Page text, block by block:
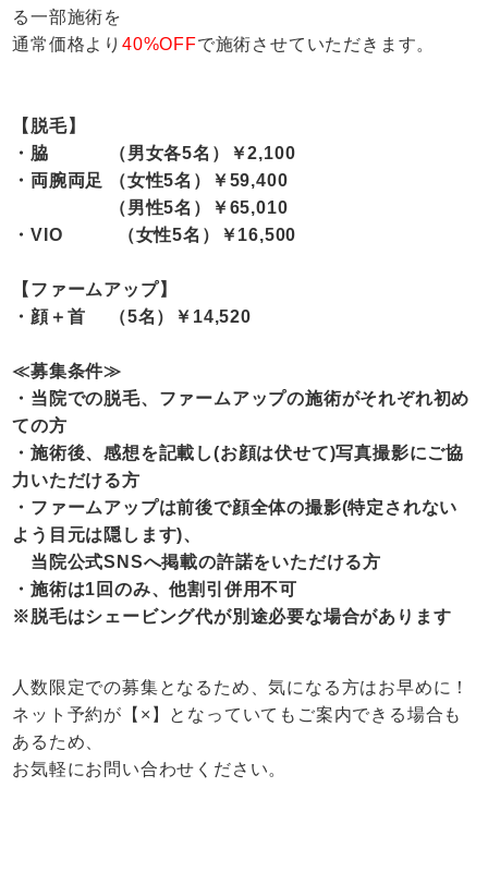
る一部施術を
通常価格より40%OFFで施術させていただきます。
【脱毛】
・脇 （男女各5名）￥2,100
・両腕両足 （女性5名）￥59,400
（男性5名）￥65,010
・VIO （女性5名）￥16,500
【ファームアップ】
・顔＋首 （5名）￥14,520
≪募集条件≫
・当院での脱毛、ファームアップの施術がそれぞれ初め
ての方
・施術後、感想を記載し(お顔は伏せて)写真撮影にご協
力いただける方
・ファームアップは前後で顔全体の撮影(特定されない
よう目元は隠します)、
当院公式SNSへ掲載の許諾をいただける方
・施術は1回のみ、他割引併用不可
※脱毛はシェービング代が別途必要な場合があります
人数限定での募集となるため、気になる方はお早めに！
ネット予約が【×】となっていてもご案内できる場合も
あるため、
お気軽にお問い合わせください。